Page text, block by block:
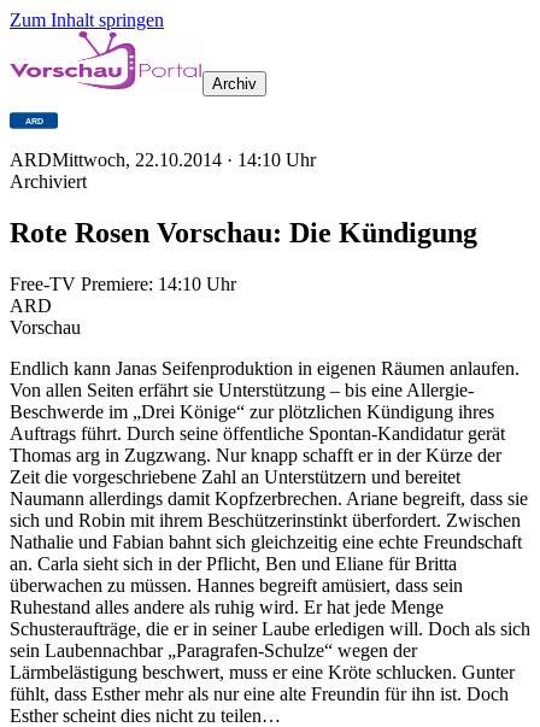
Zum Inhalt springen
Archiv
ARDMittwoch, 22.10.2014 · 14:10 Uhr
Archiviert
Rote Rosen Vorschau: Die Kündigung
Free-TV Premiere: 14:10 Uhr
ARD
Vorschau
Endlich kann Janas Seifenproduktion in eigenen Räumen anlaufen.
Von allen Seiten erfährt sie Unterstützung – bis eine Allergie-
Beschwerde im „Drei Könige“ zur plötzlichen Kündigung ihres
Auftrags führt. Durch seine öffentliche Spontan-Kandidatur gerät
Thomas arg in Zugzwang. Nur knapp schafft er in der Kürze der
Zeit die vorgeschriebene Zahl an Unterstützern und bereitet
Naumann allerdings damit Kopfzerbrechen. Ariane begreift, dass sie
sich und Robin mit ihrem Beschützerinstinkt überfordert. Zwischen
Nathalie und Fabian bahnt sich gleichzeitig eine echte Freundschaft
an. Carla sieht sich in der Pflicht, Ben und Eliane für Britta
überwachen zu müssen. Hannes begreift amüsiert, dass sein
Ruhestand alles andere als ruhig wird. Er hat jede Menge
Schusteraufträge, die er in seiner Laube erledigen will. Doch als sich
sein Laubennachbar „Paragrafen-Schulze“ wegen der
Lärmbelästigung beschwert, muss er eine Kröte schlucken. Gunter
fühlt, dass Esther mehr als nur eine alte Freundin für ihn ist. Doch
Esther scheint dies nicht zu teilen…